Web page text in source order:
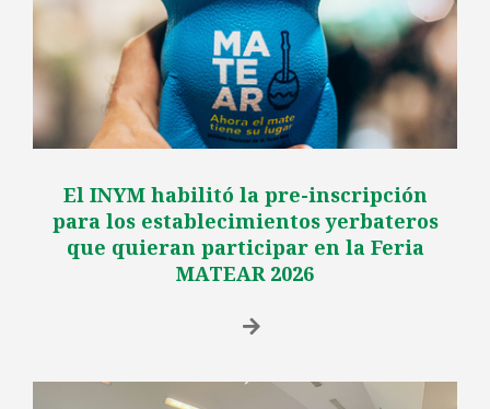
El INYM habilitó la pre-inscripción
para los establecimientos yerbateros
que quieran participar en la Feria
MATEAR 2026